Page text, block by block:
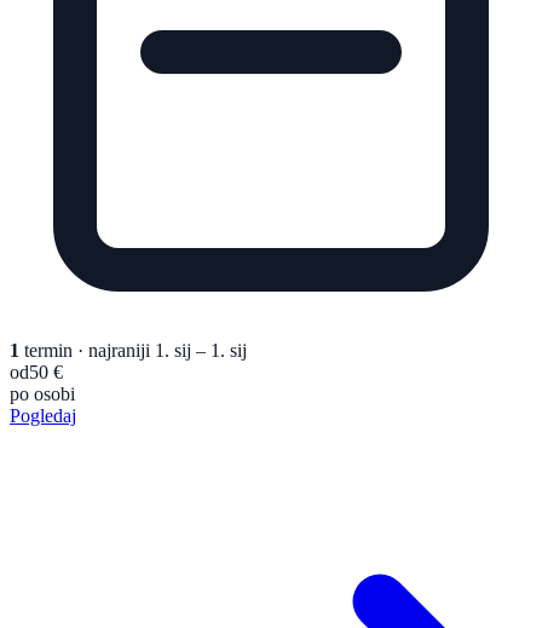
1 termin · najraniji 1. sij – 1. sij
od50 €
po osobi
Pogledaj